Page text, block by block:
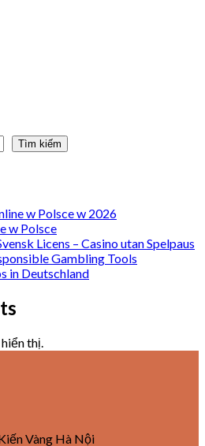
Tìm kiếm
w Polsce w 2026
w Polsce
Licens – Casino utan Spelpaus
Gambling Tools
in Deutschland
thị.
Vàng Hà Nội